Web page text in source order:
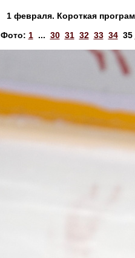
1 февраля. Короткая
Фото: 1... 30 31 32 33 34 35